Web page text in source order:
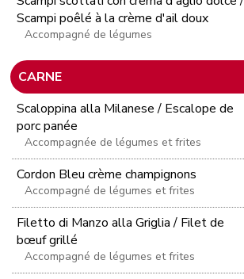
Scampi poêlé à la crème d'ail doux
Accompagné de légumes
CARNE
Scaloppina alla Milanese / Escalope de
porc panée
Accompagnée de légumes et frites
Cordon Bleu crème champignons
Accompagné de légumes et frites
Filetto di Manzo alla Griglia / Filet de
bœuf grillé
Accompagné de légumes et frites